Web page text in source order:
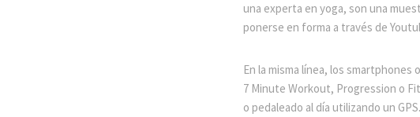
una experta en yoga, son una
ponerse en forma a través de
En la misma línea, los
7 Minute Workout, Progression o
o pedaleado al día utilizando un GPS.